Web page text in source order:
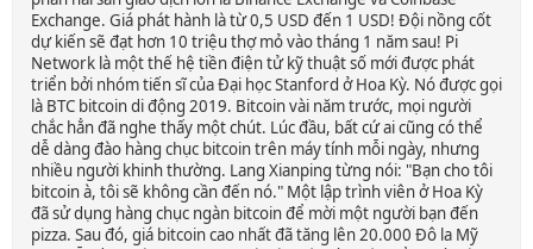
Exchange. Giá phát hành là từ 0,5 USD đến 1 USD! Đội nồng cốt
dự kiến ​​sẽ đạt hơn 10 triệu thợ mỏ vào tháng 1 năm sau! Pi
Network là một thế hệ tiền điện tử kỹ thuật số mới được phát
triển bởi nhóm tiến sĩ của Đại học Stanford ở Hoa Kỳ. Nó được gọi
là BTC bitcoin di động 2019. Bitcoin vài năm trước, mọi người
chắc hẳn đã nghe thấy một chút. Lúc đầu, bất cứ ai cũng có thể
dễ dàng đào hàng chục bitcoin trên máy tính mỗi ngày, nhưng
nhiều người khinh thường. Lang Xianping từng nói: "Bạn cho tôi
bitcoin à, tôi sẽ không cần đến nó." Một lập trình viên ở Hoa Kỳ
đã sử dụng hàng chục ngàn bitcoin để mời một người bạn đến
pizza. Sau đó, giá bitcoin cao nhất đã tăng lên 20.000 Đô la Mỹ